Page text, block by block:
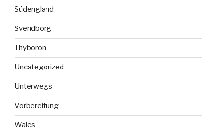
Südengland
Svendborg
Thyboron
Uncategorized
Unterwegs
Vorbereitung
Wales